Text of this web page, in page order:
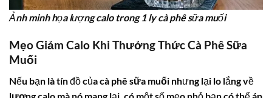
Ảnh minh họa lượng calo trong 1 ly cà phê sữa muối
Mẹo Giảm Calo Khi Thưởng Thức Cà Phê Sữa
Muối
Nếu bạn là tín đồ củacà phê sữa muối nhưng lại lo lắng về
lượng calo mà nó mang lại, có một số mẹo nhỏ bạn có thể áp